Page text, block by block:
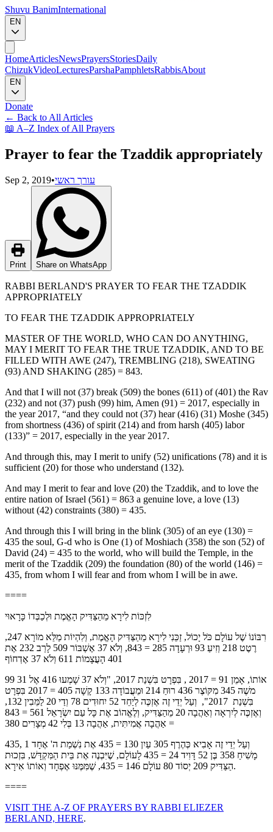
Shuvu BanimInternational
EN
HomeArticlesNewsPrayersStoriesDaily
ChizukVideoLecturesParshaPamphletsRabbisAbout
EN
Donate
← Back to All Articles
📖 A–Z Index of All Prayers
Prayer to fear the Tzaddik appropriately
Sep 2, 2019•עורך ראשי
Print Share on WhatsApp
RABBI BERLAND'S PRAYER TO FEAR THE TZADDIK
APPROPRIATELY
TO FEAR THE TZADDIK APPROPRIATELY
MASTER OF THE WORLD, WHO CAN DO ANYTHING,
MAY I MERIT TO FEAR THE TRUE TZADDIK, AND TO BE
FILLED WITH AWE (247), TREMBLING (218), SWEATING
(93) AND SHAKING (285) = 843.
And that I will not (37) break (509) the bones (611) of (401) the Rav
(232) and not (37) push (99) him, Amen (91) = 2017, especially in
the year 2017, “and they could not (37) hear (416) (31) Moshe (345)
from shortness (436) of spirit (214) and from harsh (405) labor
(133)” = 2017, especially in the year 2017.
And through this, may I merit to unify (52) unifications (78) and it is
sufficient (20) for those who understand (132).
And may I merit to fear and love (20) the Tzaddik, and to love the
entire nation of Israel (561) = 863 a genuine love, a love (13)
without (42) constraints (380) = 435.
And through this I will bring in the blink (305) of an eye (130) =
435 the soul, G-d who is One (1) of Moshiach (358) the son (52) of
David (24) = 435 to the world, who will build the Temple, in the
merit of the Tzaddik (209) the foundation (80) of the world (146) =
435, from whom I will fear and from whom I will be in awe.
====
לִזְכּוֹת לִירָא מֵהַצַּדִּיק הָאֱמֶת וּלְכַבְּדוֹ כָּרָאוּי
רִבּוֹנוֹ שֶׁל עוֹלָם כֹּל יָכוֹל, זַכֵּנִי לִירָא מֵהַצַּדִּיק הָאֱמֶת, וְלִהְיוֹת מַלֵּא מוֹרָא 247,
רֶטֶט 218 וְזִיעַ 93 וּרְעָדָה 285 = 843, וְלֹא 37 אֶשְׁבּוֹר 509 לָרַב 232 אֶת
401 הָעֲצָמוֹת 611 וְלֹא 37 אֶדְחוֹף
99 אוֹתוֹ, אָמֵן 91 = 2017 , בִּפְרָט בִּשְׁנַת 2017, "וְלֹא 37 שָׁמְעוּ 416 אֶל 31
משֶׁה 345 מִקּוֹצֶר 436 רוּחַ 214 וּמֵעֲבוֹדָה 133 קָשָׁה 405 = 2017 בִּפְרָט
בִּשְׁנַת 2017", וְעַל יְדֵי זֶה אֶזְכֶּה לְיַחֵד 52 יִחוּדִים 78 וְדַי 20 לַמֵּבִין 132,
וְאֶזְכֶּה לְיִרְאָה וְאַהֲבָה 20 מֵהַצַּדִּיק, וְלֶאֱהוֹב אֶת כָּל עַם יִשְׂרָאֵל 561 = 843
אַהֲבָה אֲמִיתִּית, אַהֲבָה 13 בְּלִי 42 מְצָרִים 380 =
435, וְעַל יְדֵי זֶה אָבִיא כְּהֶרֶף 305 עַיִן 130 = 435 אֶת נִשְׁמַת ה' אֶחָד 1
מָשִׁיחַ 358 בֶּן 52 דָּוִיד 24 = 435 לָעוֹלָם, שֶׁיִּבְנֶה אֶת בֵּית הַמִּקְדָּשׁ, בִּזְכוּת
הַצַּדִּיק 209 יְסוֹד 80 עוֹלָם 146 = 435, שֶׁמִּמֶּנּוּ אֶפְחָד וְאוֹתוֹ אִירָא.
====
VISIT THE A-Z OF PRAYERS BY RABBI ELIEZER
BERLAND, HERE.